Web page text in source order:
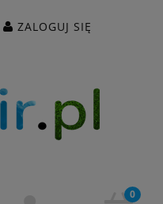
ZALOGUJ SIĘ